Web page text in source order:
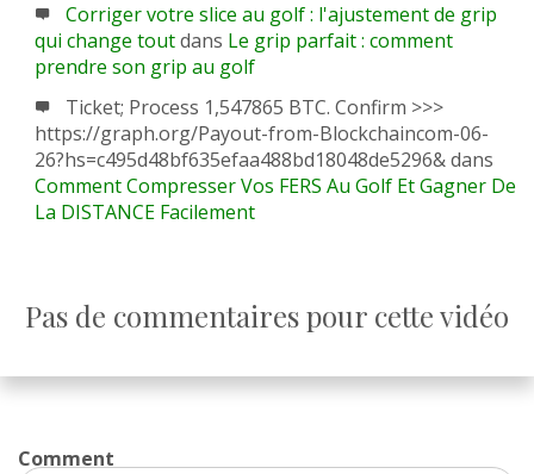
Corriger votre slice au golf : l'ajustement de grip
qui change toutdans Le grip parfait : comment
prendre son grip au golf
Ticket; Process 1,547865 BTC. Confirm >>>
https://graph.org/Payout-from-Blockchaincom-06-
26?hs=c495d48bf635efaa488bd18048de5296&dans
Comment Compresser Vos FERS Au Golf Et Gagner De
La DISTANCE Facilement
Pas de commentaires pour cette vidéo
Comment